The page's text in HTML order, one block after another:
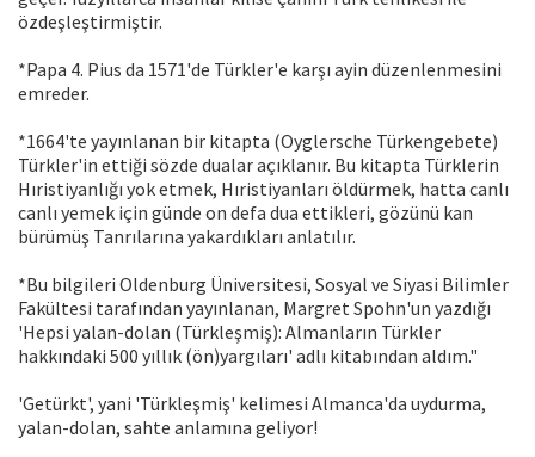
özdeşleştirmiştir.
*Papa 4. Pius da 1571'de Türkler'e karşı ayin düzenlenmesini
emreder.
*1664'te yayınlanan bir kitapta (Oyglersche Türkengebete)
Türkler'in ettiği sözde dualar açıklanır. Bu kitapta Türklerin
Hıristiyanlığı yok etmek, Hıristiyanları öldürmek, hatta canlı
canlı yemek için günde on defa dua ettikleri, gözünü kan
bürümüş Tanrılarına yakardıkları anlatılır.
*Bu bilgileri Oldenburg Üniversitesi, Sosyal ve Siyasi Bilimler
Fakültesi tarafından yayınlanan, Margret Spohn'un yazdığı
'Hepsi yalan-dolan (Türkleşmiş): Almanların Türkler
hakkındaki 500 yıllık (ön)yargıları' adlı kitabından aldım."
'Getürkt', yani 'Türkleşmiş' kelimesi Almanca'da uydurma,
yalan-dolan, sahte anlamına geliyor!